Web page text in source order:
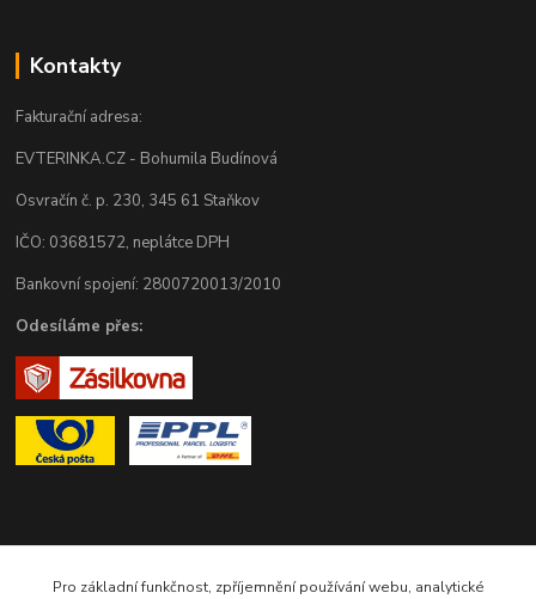
Kontakty
Fakturační adresa:
EVTERINKA.CZ - Bohumila Budínová
Osvračín č. p. 230, 345 61 Staňkov
IČO: 03681572, neplátce DPH
Bankovní spojení: 2800720013/2010
Odesíláme přes:
Pro základní funkčnost, zpříjemnění používání webu, analytické